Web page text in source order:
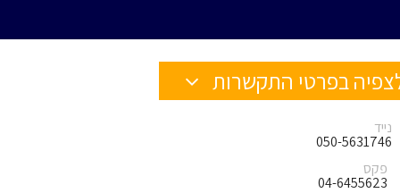
בפרטי התקשרות
נייד
050-5631746
פקס
04-6455623